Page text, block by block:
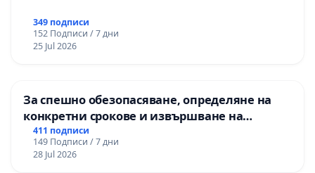
349 подписи
152 Подписи / 7 дни
25 Jul 2026
За спешно обезопасяване, определяне на
конкретни срокове и извършване на
цялостна рехабилитация на
републиканския път между пътен възел АМ
„Тракия“ - гр. Ихтиман - с. Мирово - к.к.
411 подписи
149 Подписи / 7 дни
28 Jul 2026